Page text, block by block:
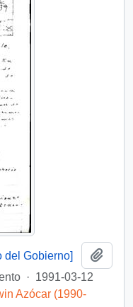
del Gobierno]
· 1991-03-12
Azócar (1990-